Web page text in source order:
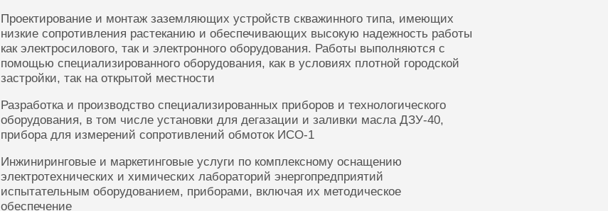
Проектирование и монтаж заземляющих устройств скважинного типа, имеющих
низкие сопротивления растеканию и обеспечивающих высокую надежность работы
как электросилового, так и электронного оборудования. Работы выполняются с
помощью специализированного оборудования, как в условиях плотной городской
застройки, так на открытой местности
Разработка и производство специализированных приборов и технологического
оборудования, в том числе установки для дегазации и заливки масла ДЗУ-40,
прибора для измерений сопротивлений обмоток ИСО-1
Инжиниринговые и маркетинговые услуги по комплексному оснащению
электротехнических и химических лабораторий энергопредприятий
испытательным оборудованием, приборами, включая их методическое
обеспечение